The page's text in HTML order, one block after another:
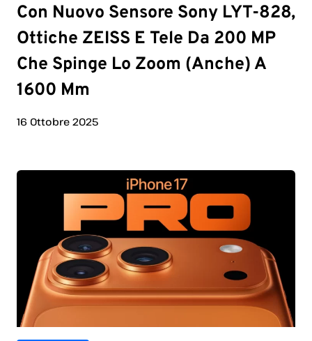
Con Nuovo Sensore Sony LYT-828,
Ottiche ZEISS E Tele Da 200 MP
Che Spinge Lo Zoom (anche) A
1600 Mm
16 Ottobre 2025